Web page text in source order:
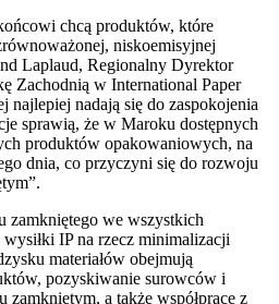
chcą produktów, które
niskoemisyjnej
Laplaud, Regionalny Dyrektor
Zachodnią w International Paper
najlepiej nadają się do zaspokojenia
sprawią, że w Maroku dostępnych
produktów opakowaniowych, na
dnia, co przyczyni się do rozwoju
zamkniętego we wszystkich
wysiłki IP na rzecz minimalizacji
materiałów obejmują
pozyskiwanie surowców i
zamkniętym, a także współpracę z